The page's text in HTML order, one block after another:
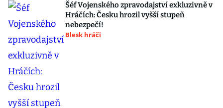
Šéf Vojenského zpravodajství exkluzivně v
Hráčích: Česku hrozil vyšší stupeň
nebezpečí!
Blesk hráči